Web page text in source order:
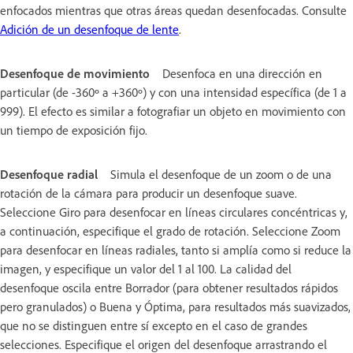
enfocados mientras que otras áreas quedan desenfocadas. Consulte
Adición de un desenfoque de lente.
Desenfoque de movimiento
Desenfoca en una dirección en
particular (de -360º a +360º) y con una intensidad específica (de 1 a
999). El efecto es similar a fotografiar un objeto en movimiento con
un tiempo de exposición fijo.
Desenfoque radial
Simula el desenfoque de un zoom o de una
rotación de la cámara para producir un desenfoque suave.
Seleccione Giro para desenfocar en líneas circulares concéntricas y,
a continuación, especifique el grado de rotación. Seleccione Zoom
para desenfocar en líneas radiales, tanto si amplía como si reduce la
imagen, y especifique un valor del 1 al 100. La calidad del
desenfoque oscila entre Borrador (para obtener resultados rápidos
pero granulados) o Buena y Óptima, para resultados más suavizados,
que no se distinguen entre sí excepto en el caso de grandes
selecciones. Especifique el origen del desenfoque arrastrando el